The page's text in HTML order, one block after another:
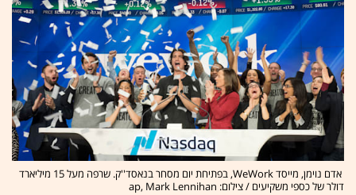
אדם נוימן, מייסד WeWork, בפתיחת יום מסחר בנאסד''ק. שרפה מעל 15 מיליארד
דולר של כספי משקיעים / צילום: ap, Mark Lennihan